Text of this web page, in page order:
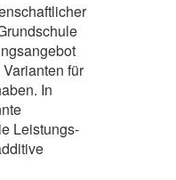
für
In
Leistungs-